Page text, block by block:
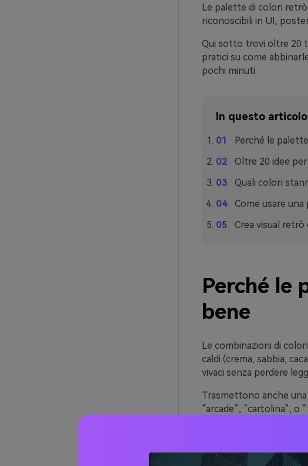
Le palette di colori
riconoscibili in UI,
Qui sotto trovi oltre 20
pratici su come
pochi minuti.
In questo articolo
Perché le
Oltre 20 idee
Quali colori
Come usare
Crea visual retrò
Perché le
bene
Le combinazioni di
caldi (crema, sabbia,
vivaci senza perdere
Trasmettono anche
“arcade”, “cartolina”, o
con basi tenui e un